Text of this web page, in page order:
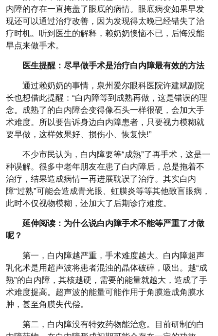
内障的存在一直掩盖了眼底的病情。眼底病变如果早发
现还可以通过治疗改善，因为发现得太晚已经错失了治
疗时机。听到医生的解释，赖奶奶懊恼不已，后悔没能
早点来做手术。
医生提醒：尽早做手术是治疗白内障最有效的方法
通过赖奶奶的事情，泉州爱尔眼科医院许建斌副院
长也想借此提醒：“白内障等到成熟再做，这是错误的理
念。成熟了的白内障会变得像石头一样很硬，会加大手
术难度。所以要告诉身边白内障患者，只要视力模糊就
要早做，这样效果好、损伤小、恢复快!”
不少市民认为，白内障要等“成熟”了再手术，这是一
种误解。很多中老年朋友在患了白内障后，总是拖着不
治疗，结果造成病情一再进展耽误了治疗。其实白内
障“过熟”可能会造成青光眼、虹膜炎等等其他致盲眼病，
此时不仅视物模糊，还加大了后期诊疗难度。
延伸阅读：为什么说白内障手术不能等严重了才做
呢？
第一，白内障越严重，手术难度越大。白内障超声
乳化术是用超声波将患者混浊的晶体破碎，吸出。越“成
熟”的白内障，其核越硬，需要的能量就越大，造成了手
术难度提高。超声波的能量可能作用于角膜造成角膜水
肿，甚至角膜失代偿。
第二，白内障没有特效药物能治愈。目前研制的白